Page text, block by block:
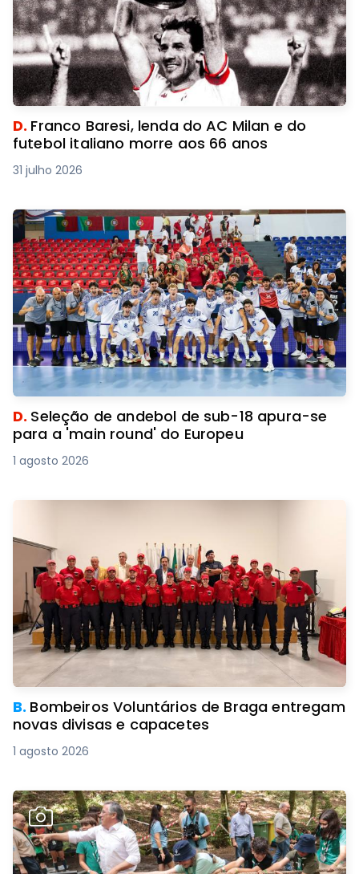
D. Franco Baresi, lenda do AC Milan e do
futebol italiano morre aos 66 anos
31 julho 2026
D. Seleção de andebol de sub-18 apura-se
para a 'main round' do Europeu
1 agosto 2026
B. Bombeiros Voluntários de Braga entregam
novas divisas e capacetes
1 agosto 2026